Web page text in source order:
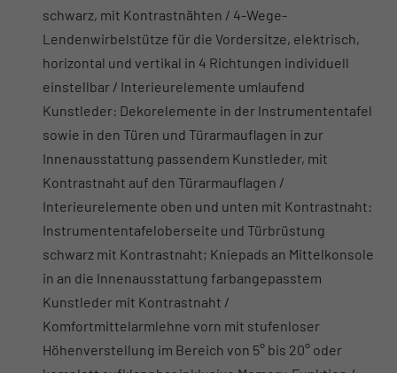
schwarz, mit Kontrastnähten / 4-Wege-
Lendenwirbelstütze für die Vordersitze, elektrisch,
horizontal und vertikal in 4 Richtungen individuell
einstellbar / Interieurelemente umlaufend
Kunstleder: Dekorelemente in der Instrumententafel
sowie in den Türen und Türarmauflagen in zur
Innenausstattung passendem Kunstleder, mit
Kontrastnaht auf den Türarmauflagen /
Interieurelemente oben und unten mit Kontrastnaht:
Instrumententafeloberseite und Türbrüstung
schwarz mit Kontrastnaht; Kniepads an Mittelkonsole
in an die Innenausstattung farbangepasstem
Kunstleder mit Kontrastnaht /
Komfortmittelarmlehne vorn mit stufenloser
Höhenverstellung im Bereich von 5° bis 20° oder